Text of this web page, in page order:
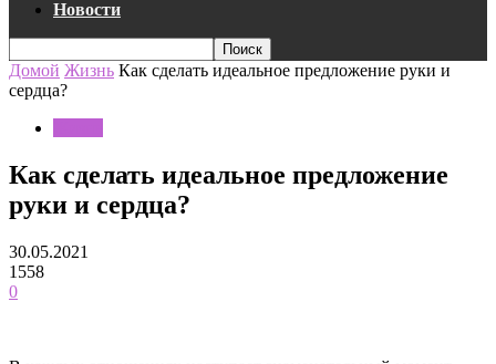
Новости
Домой Жизнь Как сделать идеальное предложение руки и
сердца?
Как сделать идеальное предложение
руки и сердца?
30.05.2021
1558
0